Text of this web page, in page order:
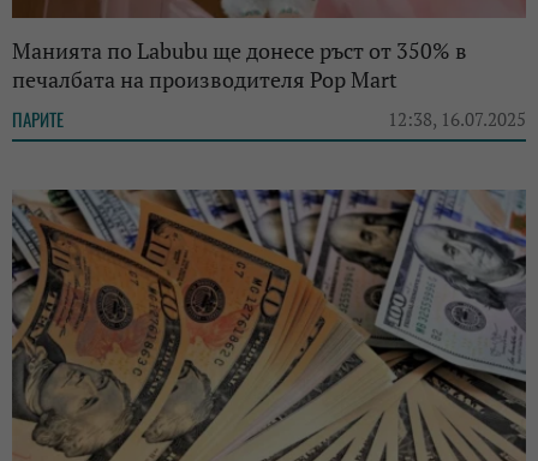
Манията по Labubu ще донесе ръст от 350% в
печалбата на производителя Pop Mart
ПАРИТЕ 12:38, 16.07.2025